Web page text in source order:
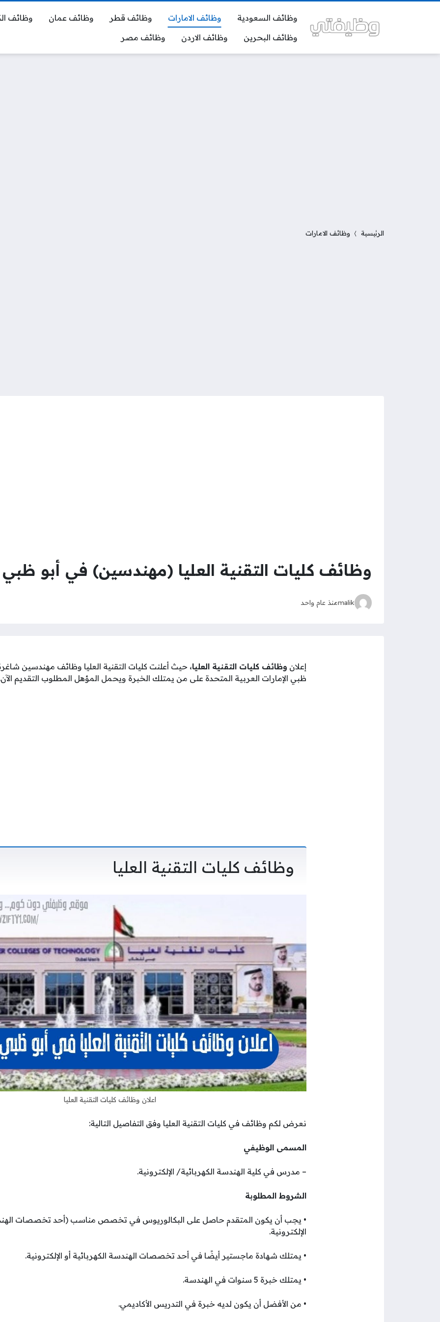
وظائف السعودية وظائف الامارات وظائف قطر وظائف عمان
وظائف
وظائف البحرين
وظائف الاردن وظائف مصر
الرئيسية وظائف الامارات
وظائف كليات التقنية العليا (مهندسين) في أبو ظبي
malikمنذ عام واحد
إعلان وظائف كليات التقنية العليا، حيث أعلنت كليات التقنية العليا وظائف مهندسين
ظبي الإمارات العربية المتحدة على من يمتلك الخبرة ويحمل المؤهل المطلوب التقديم الآن.
وظائف كليات التقنية العليا
اعلان وظائف كليات التقنية العليا
نعرض لكم وظائف في كليات التقنية العليا وفق التفاصيل التالية:
المسمى الوظيفي
– مدرس في كلية الهندسة الكهربائية/ الإلكترونية.
الشروط المطلوبة
• يجب أن يكون المتقدم حاصل على البكالوريوس في تخصص مناسب (أحد تخصصات
الإلكترونية.
• يمتلك شهادة ماجستير أيضًا في أحد تخصصات الهندسة الكهربائية أو الإلكترونية.
• يمتلك خبرة 5 سنوات في الهندسة.
• من الأفضل أن يكون لديه خبرة في التدريس الأكاديمي.